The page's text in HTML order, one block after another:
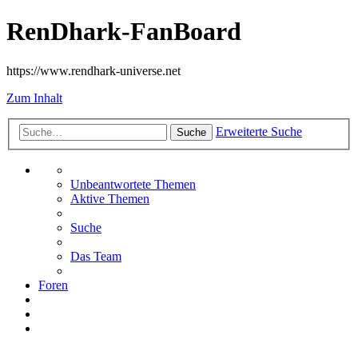
RenDhark-FanBoard
https://www.rendhark-universe.net
Zum Inhalt
Suche Erweiterte Suche
Unbeantwortete Themen
Aktive Themen
Suche
Das Team
Foren